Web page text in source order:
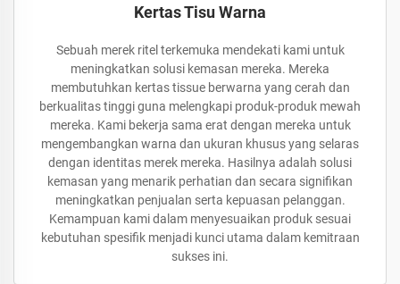
Kertas Tisu Warna
Sebuah merek ritel terkemuka mendekati kami untuk
meningkatkan solusi kemasan mereka. Mereka
membutuhkan kertas tissue berwarna yang cerah dan
berkualitas tinggi guna melengkapi produk-produk mewah
mereka. Kami bekerja sama erat dengan mereka untuk
mengembangkan warna dan ukuran khusus yang selaras
dengan identitas merek mereka. Hasilnya adalah solusi
kemasan yang menarik perhatian dan secara signifikan
meningkatkan penjualan serta kepuasan pelanggan.
Kemampuan kami dalam menyesuaikan produk sesuai
kebutuhan spesifik menjadi kunci utama dalam kemitraan
sukses ini.